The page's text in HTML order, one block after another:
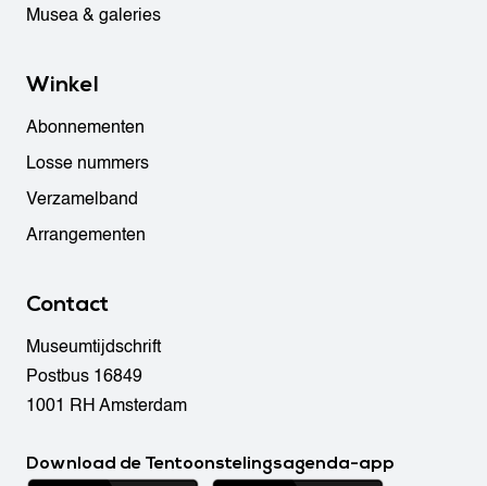
Musea & galeries
Winkel
Abonnementen
Losse nummers
Verzamelband
Arrangementen
Contact
Museumtijdschrift
Postbus 16849
1001 RH Amsterdam
Download de Tentoonstelingsagenda-app